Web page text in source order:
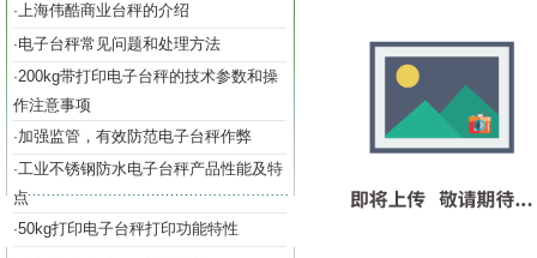
·上海伟酷商业台秤的介绍
·电子台秤常见问题和处理方法
·200kg带打印电子台秤的技术参数和操
作注意事项
·加强监管，有效防范电子台秤作弊
·工业不锈钢防水电子台秤产品性能及特
点
·50kg打印电子台秤打印功能特性